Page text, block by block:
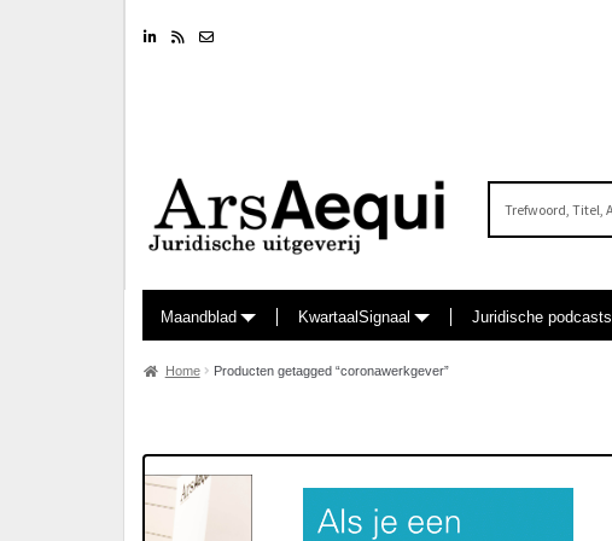
LinkedinRSS feed
Maandblad KwartaalSignaal Juridische podcasts
Home Producten getagged “coronawerkgever”